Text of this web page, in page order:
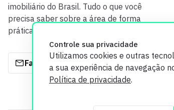
Controle sua privacidade
Utilizamos cookies e outras
a sua experiência de navegação
Política de privacidade.
imobiliário do Brasil. Tudo o que você
precisa saber sobre a área de forma
prática e com credibilidade.
Fale com a gente